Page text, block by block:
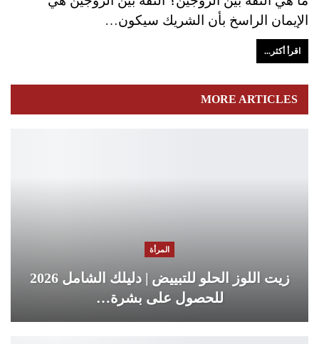
الإيمان الراسخ بأن الشريك سيكون…
اقرأ أكثر...
MORE ARTICLES
المرأة
زيت اللوز الحلو للتبييض | دليلك الشامل 2026
للحصول على بشرة…